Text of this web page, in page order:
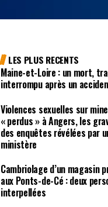
LES PLUS RECENTS
Maine-et-Loire : un mort,
interrompu après un
Violences sexuelles sur
« perdus » à Angers, les
des enquêtes révélées par
ministère
Cambriolage d’un magasin
aux Ponts-de-Cé : deux
interpellées